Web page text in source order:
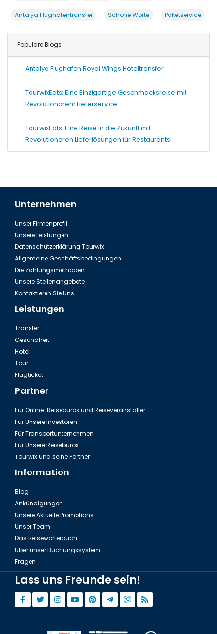
Antalya Flughafentransfer Schöne Worte Paketservice
Populare Blogs
Antalya Flughafen Royal Wings Hoteltransfer
TourwixEats: Eine Einzigartige Geschmacksreise mit
Revolutionärem Lieferservice
TourwixEats: Eine Reise in die Zukunft mit
Revolutionären Lieferlösungen für Restaurants
Unternehmen
Unser Firmenprofil
Unsere Leistungen
Datenschutzerklärung Tourwix
Allgemeine Geschäftsbedingungen
Die Zahlungsmethoden
Unsere Stellenangebote
Kontaktieren Sie Uns
Leistungen
Transfer
Gesundheit
Hotel
Tour
Flugticket
Partner
Für Online-Reisebüros und Reiseveranstalter
Für Unsere Investoren
Für Transportunternehmen
Für Unsere Reisebüros
Tourwix und seine Partner
Information
Blog
Ankündigungen
Unsere Aktuelle Promotions
Unser Team
Das Reisewörterbuch
Über unser Buchungssystem
Fragen
Lass uns Freunde sein!